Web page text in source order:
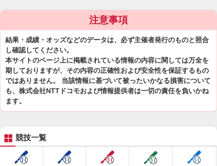
注意事項
結果・成績・オッズなどのデータは、必ず主催者発行のものと照合
し確認してください。
本サイトのページ上に掲載されている情報の内容に関しては万全を
期しておりますが、その内容の正確性および安全性を保証するもの
ではありません。 当該情報に基づいて被ったいかなる損害について
も、株式会社NTTドコモおよび情報提供者は一切の責任を負いかね
ます。
競技一覧